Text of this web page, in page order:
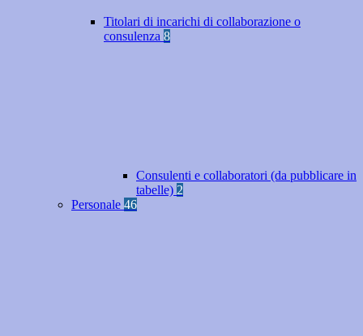
Titolari di incarichi di collaborazione o
consulenza 8
Consulenti e collaboratori (da pubblicare in
tabelle) 2
Personale 46